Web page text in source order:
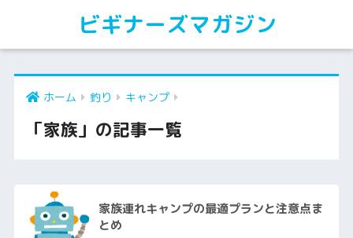
ビギナーズマガジン
ホーム 釣り キャンプ
「家族」の記事一覧
家族連れキャンプの最適プランと注意点ま
とめ